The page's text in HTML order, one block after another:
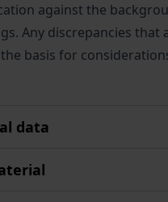
against the
Any discrepancies that
basis for
data